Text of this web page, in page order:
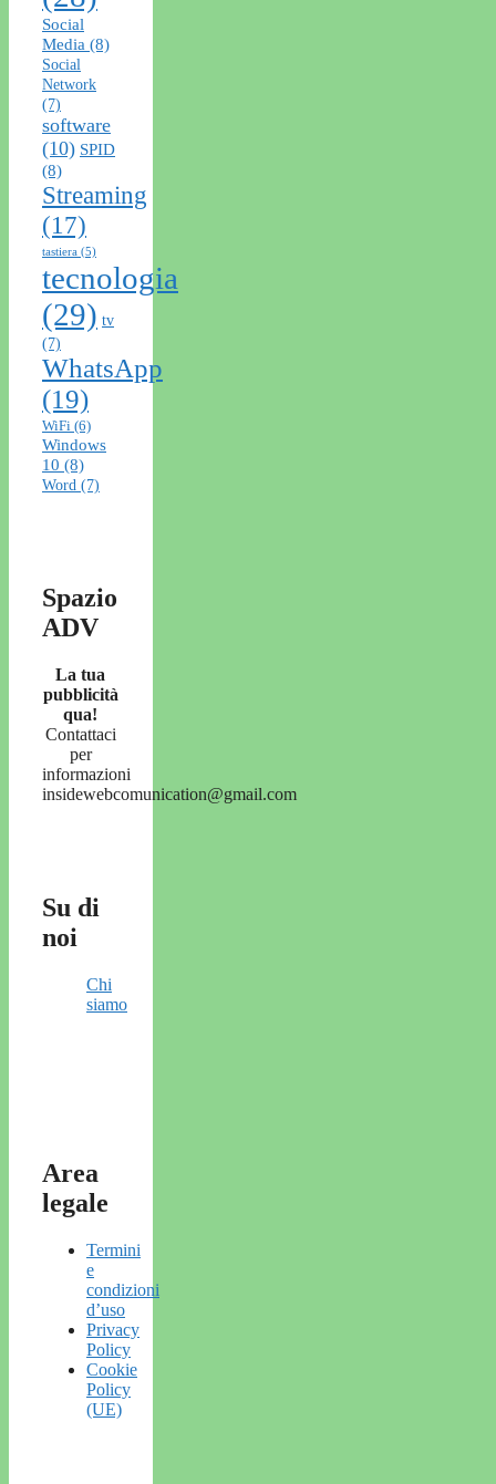
Social
Media (8)
Social
Network
(7)
software
(10) SPID
(8)
Streaming
(17)
tastiera (5)
tecnologia
(29) tv
(7)
WhatsApp
(19)
WiFi (6)
Windows
10 (8)
Word (7)
Spazio
ADV
La tua
pubblicità
qua!
Contattaci
per
informazioni
insidewebcomunication@gmail.com
Su di
noi
Chi
siamo
Area
legale
Termini
e
condizioni
d’uso
Privacy
Policy
Cookie
Policy
(UE)